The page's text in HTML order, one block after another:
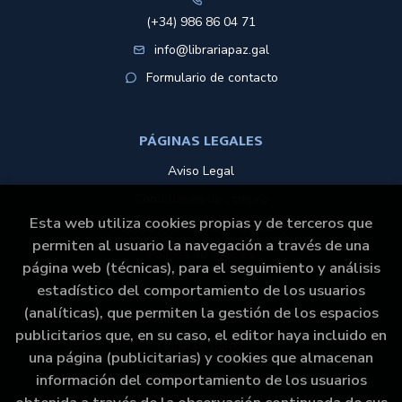
(+34) 986 86 04 71
info@librariapaz.gal
Formulario de contacto
PÁGINAS LEGALES
Aviso Legal
Política de protección de datos
Política de cookies
ATENCIÓN AL CLIENTE
Quiénes somos
Pedidos Especiales
Esta web utiliza cookies propias y de terceros que
permiten al usuario la navegación a través de una
página web (técnicas), para el seguimiento y análisis
estadístico del comportamiento de los usuarios
(analíticas), que permiten la gestión de los espacios
publicitarios que, en su caso, el editor haya incluido en
una página (publicitarias) y cookies que almacenan
información del comportamiento de los usuarios